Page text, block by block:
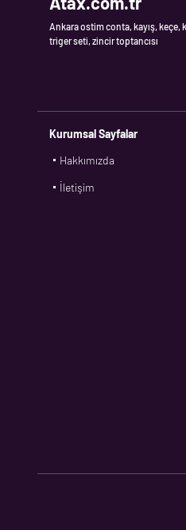
Ankara ostim conta, kayış,
triger seti, zincir toptancısı
Kurumsal Sayfalar
Hakkımızda
İletişim